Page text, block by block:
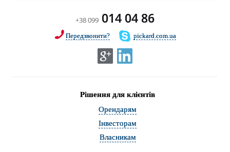
+38 099 014 04 86
Передзвонити? pickard.com.ua
Рішення для клієнтів
Орендарям
Інвесторам
Власникам